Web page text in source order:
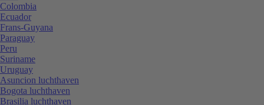
Colombia
Ecuador
Frans-Guyana
Paraguay
Peru
Suriname
Uruguay
Asuncion luchthaven
Bogota luchthaven
Brasilia luchthaven